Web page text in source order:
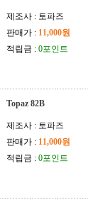
제조사 : 토파즈
판매가 : 11,000원
적립금 : 0포인트
Topaz 82B
제조사 : 토파즈
판매가 : 11,000원
적립금 : 0포인트